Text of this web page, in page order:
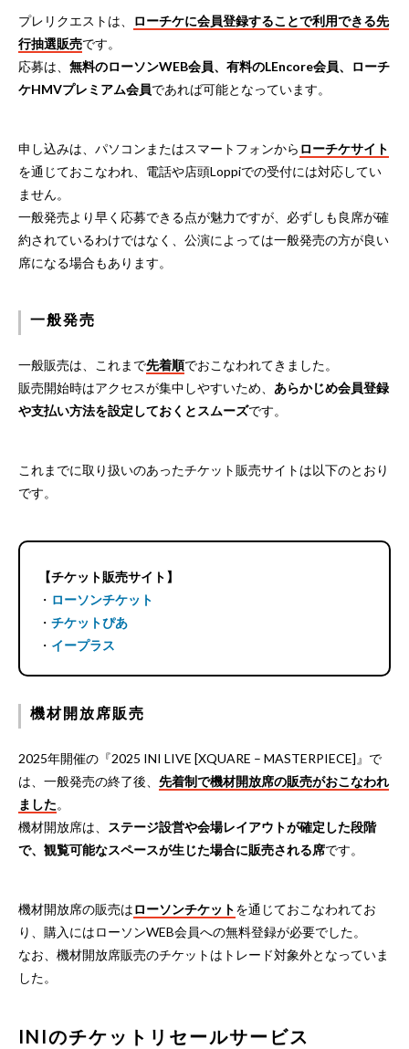
プレリクエストは、
ローチケに会員登録することで利用できる先
行抽選販売です。
応募は、 無料のローソンWEB会員、有料のLEncore会員、ローチ
ケHMVプレミアム会員であれば可能となっています。
申し込みは、パソコンまたはスマートフォンから ローチケサイト
を通じておこなわれ、電話や店頭Loppiでの受付には対応してい
ません。
一般発売より早く応募できる点が魅力ですが、必ずしも良席が確
約されているわけではなく、公演によっては一般発売の方が良い
席になる場合もあります。
一般発売
一般販売は、これまで先着順でおこなわれてきました。
販売開始時はアクセスが集中しやすいため、 あらかじめ会員登録
や支払い方法を設定しておくとスムーズです。
これまでに取り扱いのあったチケット販売サイトは以下のとおり
です。
【チケット販売サイト】
・ ローソンチケット
・ チケットぴあ
・ イープラス
機材開放席販売
2025年開催の『2025 INI LIVE [XQUARE – MASTERPIECE]』で
は、一般発売の終了後、 先着制で機材開放席の販売がおこなわれ
ました。
機材開放席は、
ステージ設営や会場レイアウトが確定した段階
で、観覧可能なスペースが生じた場合に販売される席です。
機材開放席の販売はローソンチケットを通じておこなわれてお
り、購入にはローソンWEB会員への無料登録が必要でした。
なお、機材開放席販売のチケットはトレード対象外となっていま
した。
INIのチケットリセールサービス